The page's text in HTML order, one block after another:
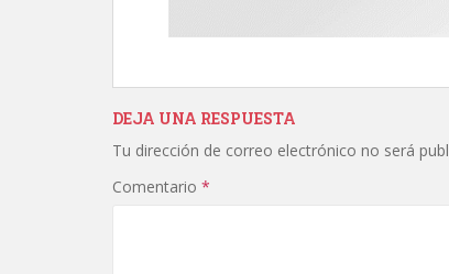
DEJA UNA RESPUESTA
Tu dirección de correo electrónico no será
Comentario *